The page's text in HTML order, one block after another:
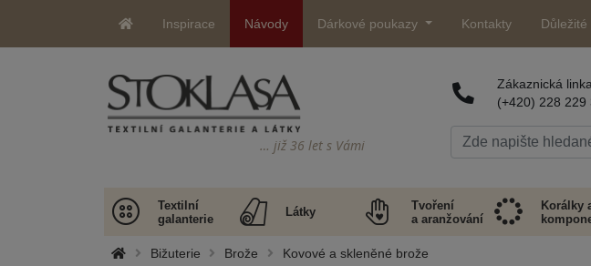
Inspirace Návody Dárkové poukazy Kontakty
… již 36 let s Vámi
Zákaznická linka
(+420) 228 229
Textilní
galanterie
Látky
Tvoření
a aranžování
Korálky
Bižuterie Brože Kovové a skleněné brože